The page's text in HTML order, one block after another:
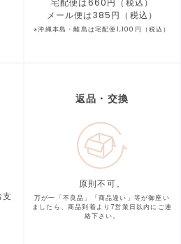
メール便は385円（税込）
※沖縄本島・離島は宅配便1,100円（税込）
支
返品・交換
原則不可。
万が一「不良品」「商品違い」等が御座い
ましたら、商品到着より7営業日以内にご連
絡下さい。